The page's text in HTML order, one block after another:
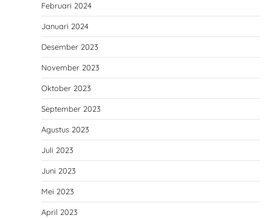
Februari 2024
Januari 2024
Desember 2023
November 2023
Oktober 2023
September 2023
Agustus 2023
Juli 2023
Juni 2023
Mei 2023
April 2023